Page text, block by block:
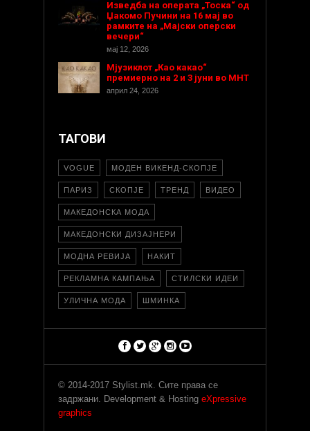
Изведба на операта „Тоска“ од
Џакомо Пучини на 16 мај во
рамките на „Мајски оперски
вечери“
мај 12, 2026
Мјузиклот „Као какао“
премиерно на 2 и 3 јуни во МНТ
април 24, 2026
ТАГОВИ
VOGUE МОДЕН ВИКЕНД-СКОПЈЕ
ПАРИЗ СКОПЈЕ ТРЕНД ВИДЕО
МАКЕДОНСКА МОДА
МАКЕДОНСКИ ДИЗАЈНЕРИ
МОДНА РЕВИЈА НАКИТ
РЕКЛАМНА КАМПАЊА СТИЛСКИ ИДЕИ
УЛИЧНА МОДА ШМИНКА
© 2014-2017 Stylist.mk. Сите права се
задржани. Development & Hosting eXpressive
graphics